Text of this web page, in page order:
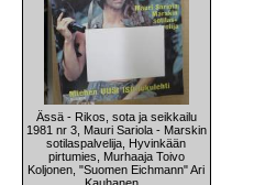
Ässä - Rikos, sota ja seikkailu
1981 nr 3, Mauri Sariola - Marskin
sotilaspalvelija, Hyvinkään
pirtumies, Murhaaja Toivo
Koljonen, "Suomen Eichmann" Ari